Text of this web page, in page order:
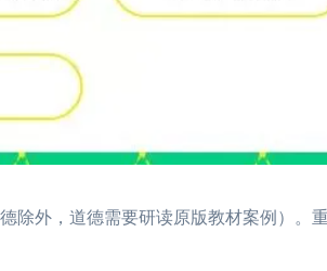
外，道德需要研读原版教材案例）。